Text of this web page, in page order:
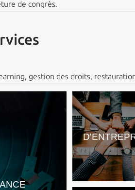
de congrès.
gestion des droits,